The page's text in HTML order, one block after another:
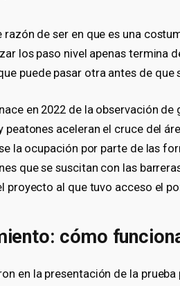
razón de ser en que es una
los paso nivel apenas termina
puede pasar otra antes de que
en 2022 de la observación
peatones aceleran el cruce del
la ocupación por parte de las
que se suscitan con las
proyecto al que tuvo acceso el
cómo
en la presentación de la